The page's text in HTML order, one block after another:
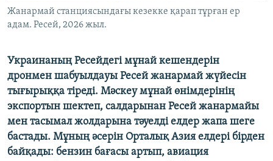
Жанармай станциясындағы кезекке қарап тұрған ер
адам. Ресей, 2026 жыл.
Украинаның Ресейдегі мұнай кешендерін
дронмен шабуылдауы Ресей жанармай жүйесін
тығырыққа тіреді. Мәскеу мұнай өнімдерінің
экспортын шектеп, салдарынан Ресей жанармайы
мен тасымал жолдарына тәуелді елдер жапа шеге
бастады. Мұның әсерін Орталық Азия елдері бірден
байқады: бензин бағасы артып, авиация